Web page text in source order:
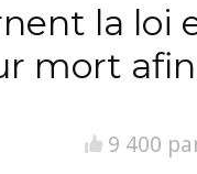
la loi
mort
9 400